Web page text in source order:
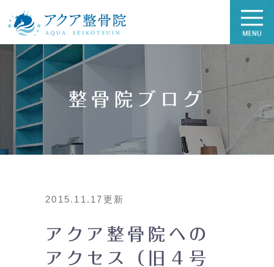
整骨院ブログ
2015.11.17更新
アクア整骨院への
アクセス（旧４号